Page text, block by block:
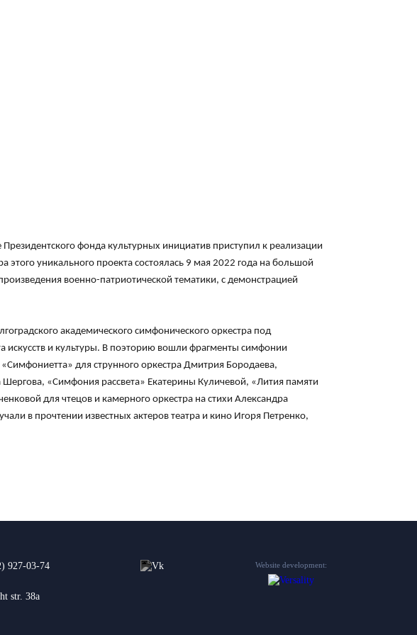
фонда культурных инициатив приступил к реализации
уникального проекта состоялась 9 мая 2022 года на большой
военно-патриотической тематики, с демонстрацией
академического симфонического оркестра под
искусств и культуры. В поэторию вошли фрагменты симфонии
для струнного оркестра Дмитрия Бородаева,
«Симфония рассвета» Екатерины Куличевой, «Лития памяти
для чтецов и камерного оркестра на стихи Александра
в прочтении известных актеров театра и кино Игоря Петренко,
927-03-74
str. 38a
Website development: